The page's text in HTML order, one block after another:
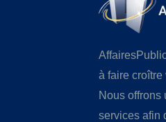
à faire croître
Nous offrons
services afin